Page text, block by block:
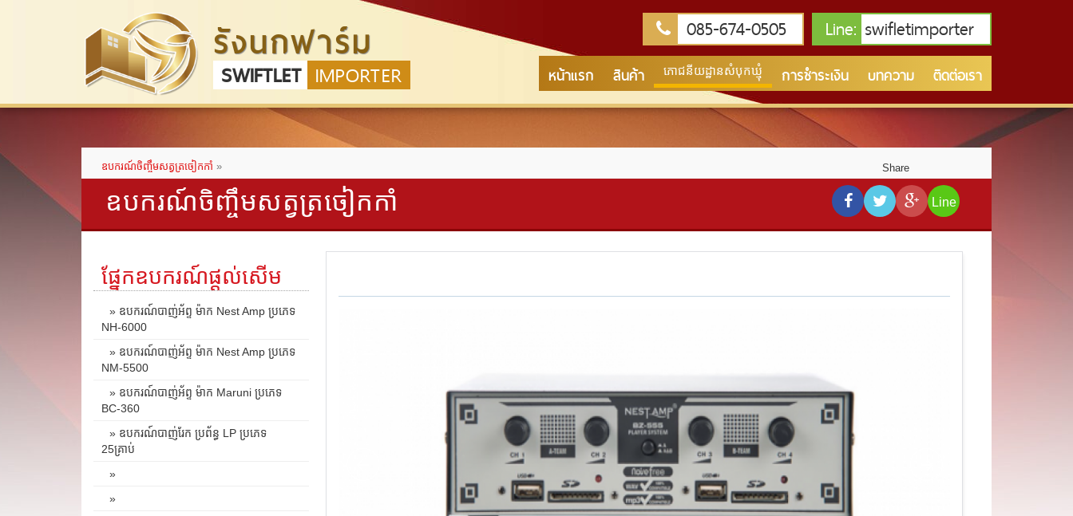
085-674-0505 Line: swifletimporter
รังนกฟาร์ม
SWIFTLET IMPORTER หน้าแรก สินค้า ភោជនីយដ្ឋានសំបុកឃ្មុំ การชำระเงิน บทความ ติดต่อเรา
ឧបករណ៍ចិញ្ចឹមសត្វត្រចៀកកាំ »
ឧបករណ៍ចិញ្ចឹមសត្វត្រចៀកកាំ
Share
Line
ផ្នែកឧបករណ៍ផ្តល់សើម
» ឧបករណ៍បាញ់អ័ព្ទ ម៉ាក Nest Amp ប្រភេទ
NH-6000
» ឧបករណ៍បាញ់អ័ព្ទ ម៉ាក Nest Amp ប្រភេទ
NM-5500
» ឧបករណ៍បាញ់អ័ព្ទ ម៉ាក Maruni ប្រភេទ
BC-360
» ឧបករណ៍បាញ់រែក ប្រព័ន្ធ LP ប្រភេទ
25គ្រាប់
»
»